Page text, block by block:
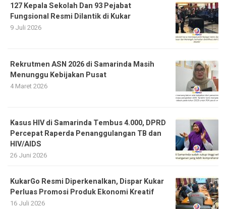
127 Kepala Sekolah Dan 93 Pejabat
Fungsional Resmi Dilantik di Kukar
9 Juli 2026
Rekrutmen ASN 2026 di Samarinda Masih
Menunggu Kebijakan Pusat
4 Maret 2026
Kasus HIV di Samarinda Tembus 4.000, DPRD
Percepat Raperda Penanggulangan TB dan
HIV/AIDS
26 Juni 2026
KukarGo Resmi Diperkenalkan, Dispar Kukar
Perluas Promosi Produk Ekonomi Kreatif
16 Juli 2026